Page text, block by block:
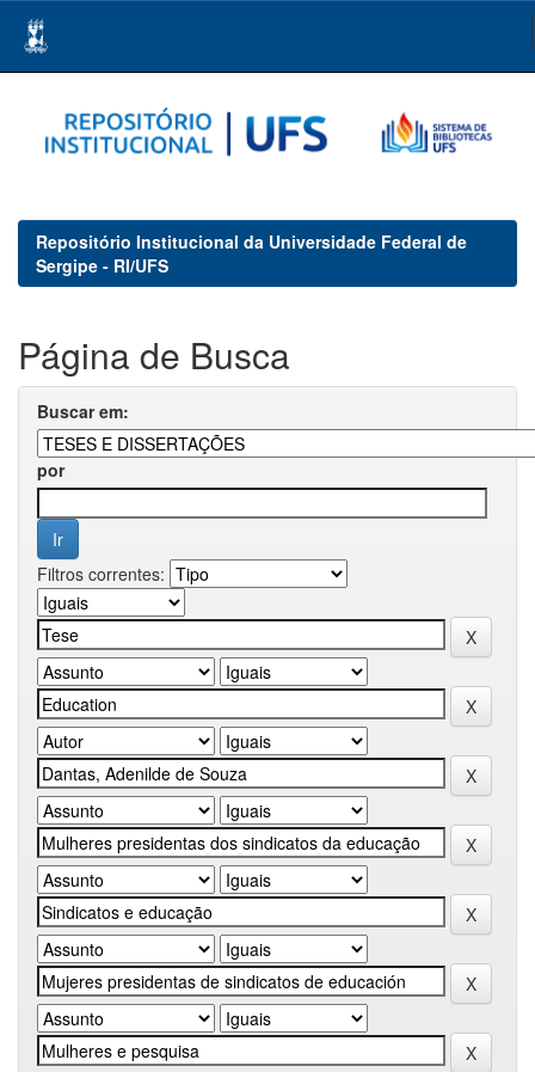
navigation
Repositório Institucional da Universidade Federal de
Sergipe - RI/UFS
Página de Busca
Buscar em:
por
Filtros correntes: